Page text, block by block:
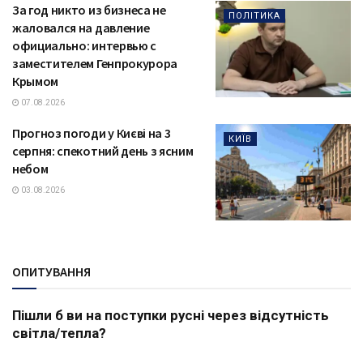
ПОЛІТИКА
За год никто из бизнеса не
жаловался на давление
официально: интервью с
заместителем Генпрокурора
Крымом
07.08.2026
КИЇВ
Прогноз погоди у Києві на 3
серпня: спекотний день з ясним
небом
03.08.2026
ОПИТУВАННЯ
Пішли б ви на поступки русні через відсутність
світла/тепла?